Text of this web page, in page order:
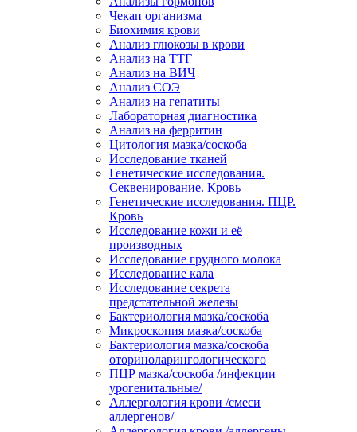
Чекап организма
Биохимия крови
Анализ глюкозы в крови
Анализ на ТТГ
Анализ на ВИЧ
Анализ СОЭ
Анализ на гепатиты
Лабораторная диагностика
Анализ на ферритин
Цитология мазка/соскоба
Исследование тканей
Генетические исследования.
Секвенирование. Кровь
Генетические исследования. ПЦР.
Кровь
Исследование кожи и её
производных
Исследование грудного молока
Исследование кала
Исследование секрета
предстательной железы
Бактериология мазка/соскоба
Микроскопия мазка/соскоба
Бактериология мазка/соскоба
оториноларингологического
ПЦР мазка/соскоба /инфекции
урогенитальные/
Аллергология крови /смеси
аллергенов/